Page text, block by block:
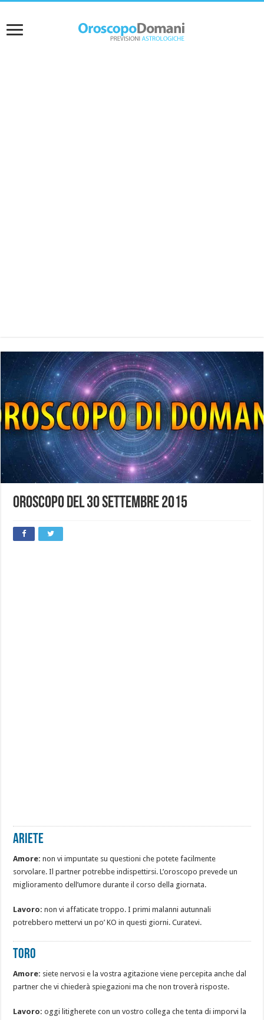
Oroscopo del 30 settembre 2015
Ariete
Amore: non vi impuntate su questioni che potete facilmente
sorvolare. Il partner potrebbe indispettirsi. L’oroscopo prevede un
miglioramento dell’umore durante il corso della giornata.
Lavoro: non vi affaticate troppo. I primi malanni autunnali
potrebbero mettervi un po’ KO in questi giorni. Curatevi.
Toro
Amore: siete nervosi e la vostra agitazione viene percepita anche dal
partner che vi chiederà spiegazioni ma che non troverà risposte.
Lavoro: oggi litigherete con un vostro collega che tenta di imporvi la